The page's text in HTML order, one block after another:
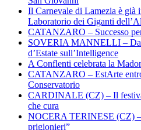
Il Carnevale di Lamezia è già
Laboratorio dei Giganti
CATANZARO – Successo
SOVERIA MANNELLI – Dal
d’Estate sull’Intelligence
A Conflenti celebrata la
CATANZARO – EstArte
Conservatorio
CARDINALE (CZ) – Il
che cura
NOCERA TERINESE (CZ)
prigionieri”